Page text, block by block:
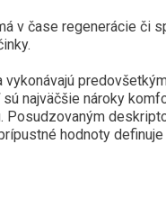
v čase regenerácie či
najväčšie nároky
Posudzovaným
hodnoty